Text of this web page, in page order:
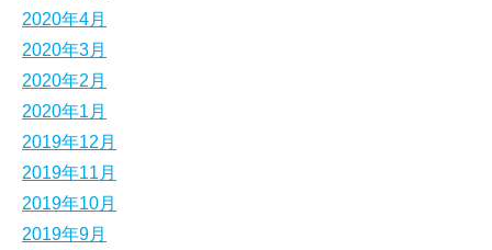
2020年4月
2020年3月
2020年2月
2020年1月
2019年12月
2019年11月
2019年10月
2019年9月